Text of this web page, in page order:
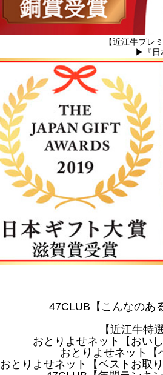
【近江牛プレ
▶『
47CLUB【こんなのあ
【近江牛特
おとりよせネット【おい
おとりよせネット【
おとりよせネット【ベストお取